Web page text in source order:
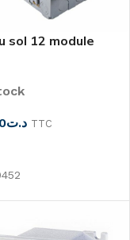
sol 12 module
د.ت TTC